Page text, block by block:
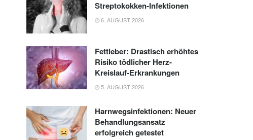
Streptokokken-Infektionen
6. AUGUST 2026
Fettleber: Drastisch erhöhtes
Risiko tödlicher Herz-
Kreislauf-Erkrankungen
5. AUGUST 2026
Harnwegsinfektionen: Neuer
Behandlungsansatz
erfolgreich getestet